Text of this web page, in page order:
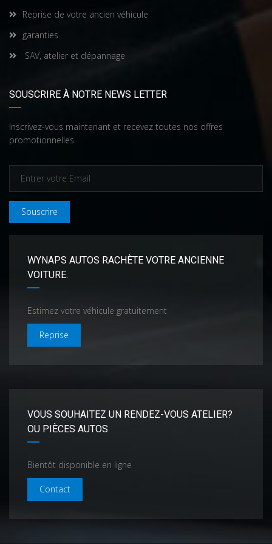
Reprise de votre ancien véhicule
garanties
SAV, atelier et dépannage
SOUSCRIRE À NOTRE NEWS LETTER
Inscrivez-vous maintenant et recevez toutes nos offres
promotionnelles.
Souscrire
WYNAPS AUTOS RACHÈTE VOTRE ANCIENNE
VOITURE.
Estimez votre véhicule gratuitement
Reprise
VOUS SOUHAITEZ UN RENDEZ-VOUS ATELIER?
OU PIÈCES AUTOS
Bientôt disponible en ligne
Contact